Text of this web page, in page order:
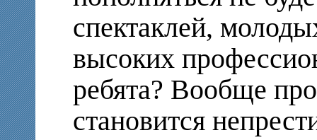
спектаклей,
высоких
ребята? Вообще
становится